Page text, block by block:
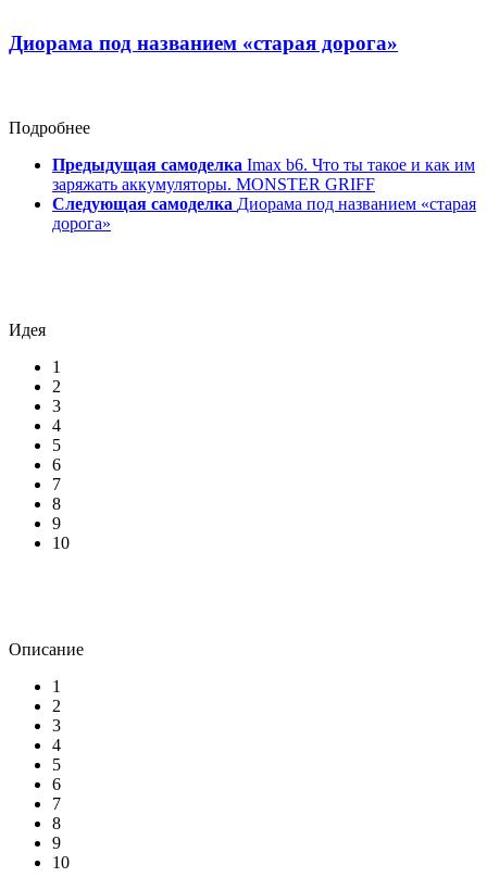
Диорама под названием «старая дорога»
Подробнее
Предыдущая самоделка Imax b6. Что ты такое и как им
заряжать аккумуляторы. MONSTER GRIFF
Следующая самоделка Диорама под названием «старая
дорога»
Идея
1
2
3
4
5
6
7
8
9
10
Описание
1
2
3
4
5
6
7
8
9
10